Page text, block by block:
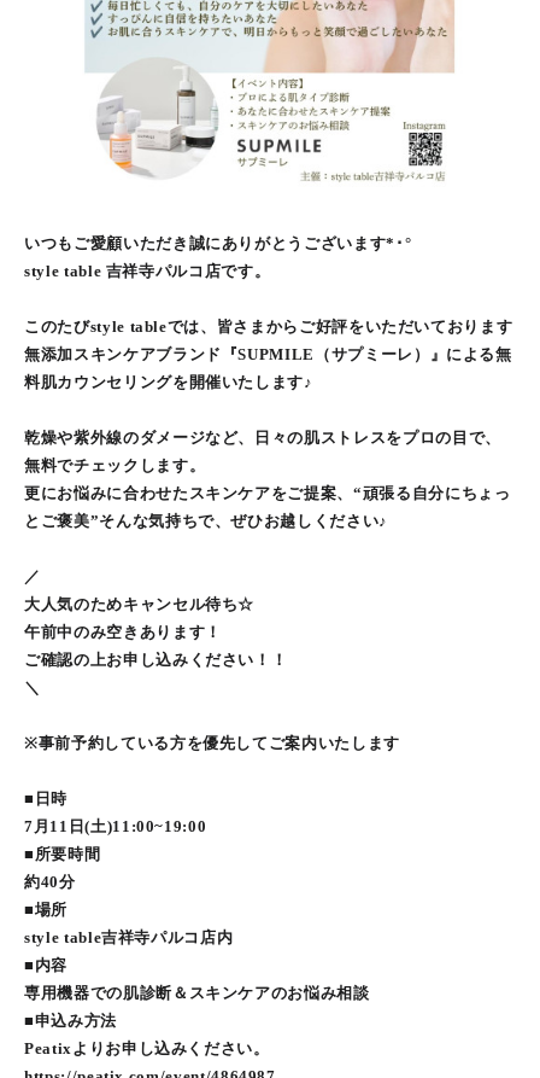
いつもご愛顧いただき誠にありがとうございます*･°
style table 吉祥寺パルコ店です。
このたびstyle tableでは、皆さまからご好評をいただいております
無添加スキンケアブランド『SUPMILE（サプミーレ）』による無
料肌カウンセリングを開催いたします♪
乾燥や紫外線のダメージなど、日々の肌ストレスをプロの目で、
無料でチェックします。
更にお悩みに合わせたスキンケアをご提案、“頑張る自分にちょっ
とご褒美”そんな気持ちで、ぜひお越しください♪
／
大人気のためキャンセル待ち☆
午前中のみ空きあります！
ご確認の上お申し込みください！！
＼
※事前予約している方を優先してご案内いたします
■日時
7月11日(土)11:00~19:00
■所要時間
約40分
■場所
style table吉祥寺パルコ店内
■内容
専用機器での肌診断＆スキンケアのお悩み相談
■申込み方法
Peatixよりお申し込みください。